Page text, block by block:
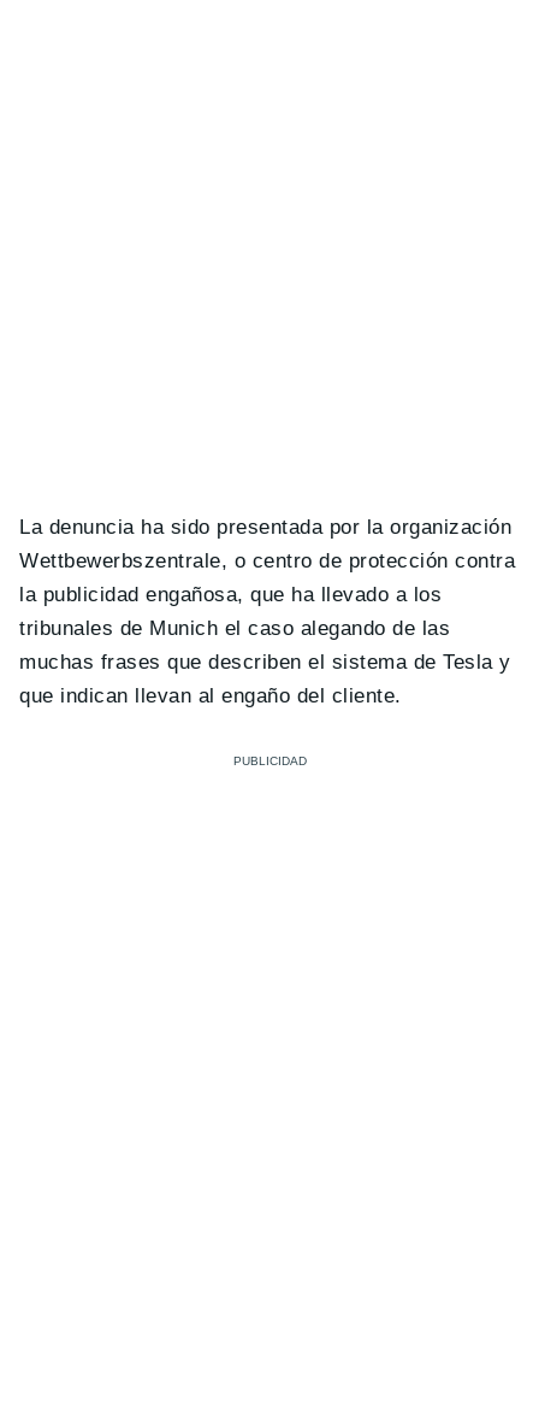
La denuncia ha sido presentada por la organización
Wettbewerbszentrale, o centro de protección contra
la publicidad engañosa, que ha llevado a los
tribunales de Munich el caso alegando de las
muchas frases que describen el sistema de Tesla y
que indican llevan al engaño del cliente.